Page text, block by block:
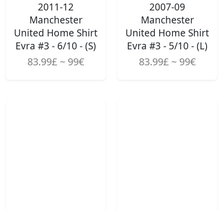
2011-12
Manchester
United Home Shirt
Evra #3 - 6/10 - (S)
83.99£ ~ 99€
2007-09
Manchester
United Home Shirt
Evra #3 - 5/10 - (L)
83.99£ ~ 99€